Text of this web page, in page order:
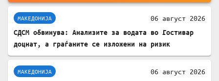
МАКЕДОНИЈА 06 август 2026
СДСМ обвинува: Анализите за водата во Гостивар
доцнат, а граѓаните се изложени на ризик
МАКЕДОНИЈА 06 август 2026